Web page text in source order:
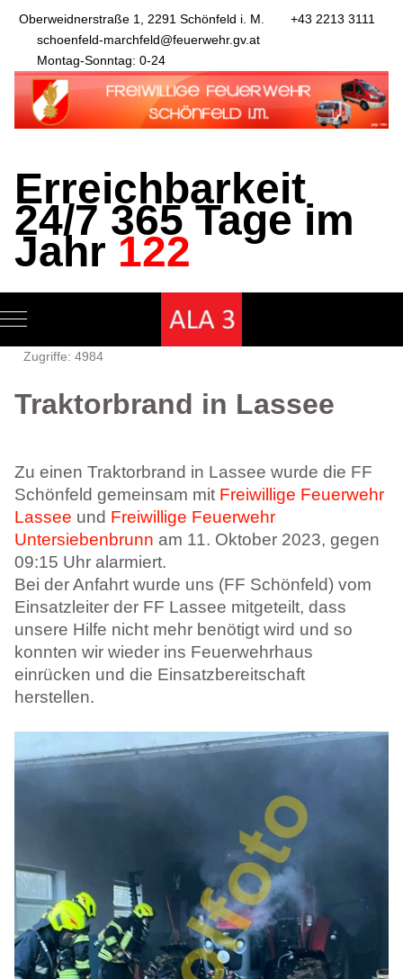
Oberweidnerstraße 1, 2291 Schönfeld i. M.
+43 2213 3111
schoenfeld-marchfeld@feuerwehr.gv.at
Montag-Sonntag: 0-24
Erreichbarkeit
24/7 365 Tage im
Jahr122
Mobile Menu Toggle
Zugriffe: 4984
Traktorbrand in Lassee
Zu einen Traktorbrand in Lassee wurde die FF
Schönfeld gemeinsam mit Freiwillige Feuerwehr
Lassee und Freiwillige Feuerwehr
Untersiebenbrunn am 11. Oktober 2023, gegen
09:15 Uhr alarmiert.
Bei der Anfahrt wurde uns (FF Schönfeld) vom
Einsatzleiter der FF Lassee mitgeteilt, dass
unsere Hilfe nicht mehr benötigt wird und so
konnten wir wieder ins Feuerwehrhaus
einrücken und die Einsatzbereitschaft
herstellen.